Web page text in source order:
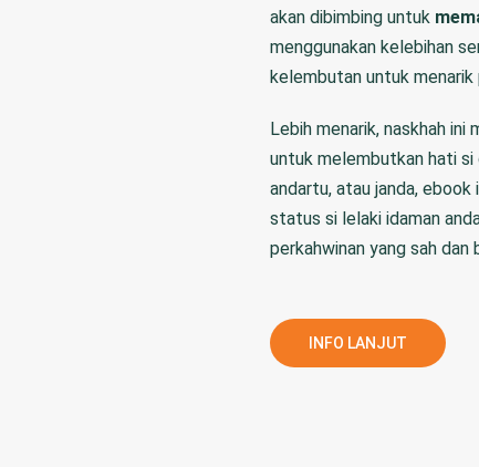
akan dibimbing untuk
menggunakan kelebihan
kelembutan untuk
Lebih menarik, naskhah ini
untuk melembutkan hati si
andartu, atau janda,
status si lelaki idaman
perkahwinan yang sah dan
INFO LANJUT